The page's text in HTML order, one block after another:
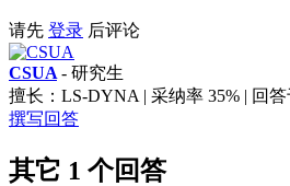
请先 登录 后评论
CSUA - 研究生
擅长：LS-DYNA | 采纳率 35% | 回答
撰写回答
其它 1 个回答